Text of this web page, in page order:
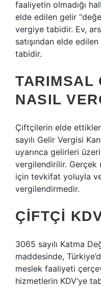
faaliyetin olmadığı
elde edilen gelir
vergiye tabidir. Ev,
satışından elde
tabidir.
TARIMSAL
NASIL
Çiftçilerin elde
sayılı Gelir Vergisi
uyarınca gelirleri
vergilendirilir.
için tevkifat yoluyla
vergilendirmedir.
ÇIFTÇI
3065 sayılı Katma
maddesinde,
meslek faaliyeti
hizmetlerin KDV’ye